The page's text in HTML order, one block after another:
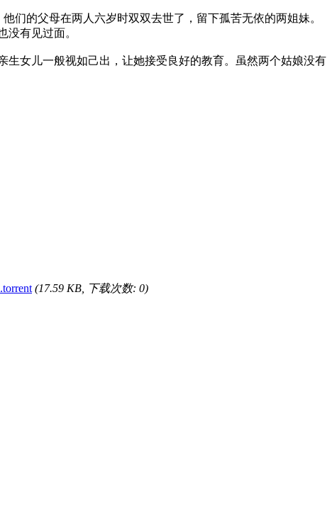
们的父母在两人六岁时双双去世了，留下孤苦无依的两姐妹。
有见过面。
女儿一般视如己出，让她接受良好的教育。虽然两个姑娘没有
(17.59 KB, 下载次数: 0)